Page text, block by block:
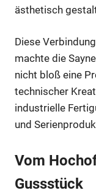
ästhetisch
Diese
machte die
nicht bloß eine
technischer
industrielle
und
Vom
Gussstück